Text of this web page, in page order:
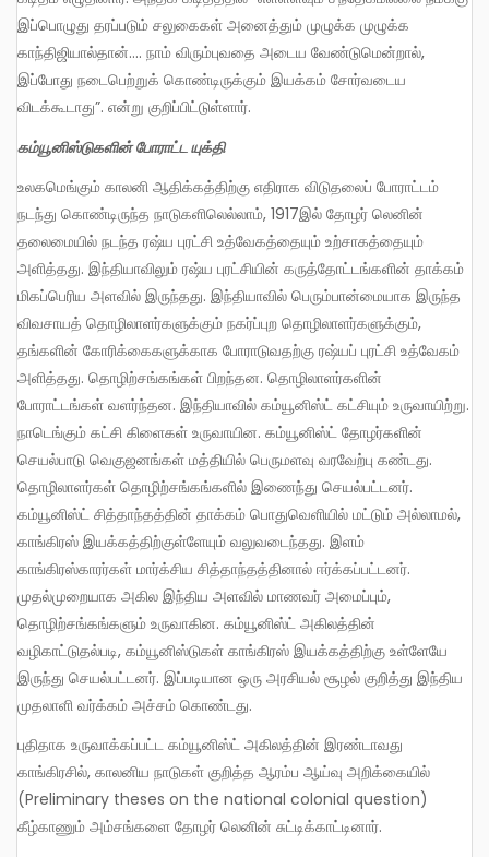
இப்பொழுது தரப்படும் சலுகைகள் அனைத்தும் முழுக்க முழுக்க
காந்திஜியால்தான்…. நாம் விரும்புவதை அடைய வேண்டுமென்றால்,
இப்போது நடைபெற்றுக் கொண்டிருக்கும் இயக்கம் சோர்வடைய
விடக்கூடாது”. என்று குறிப்பிட்டுள்ளார்.
கம்யூனிஸ்டுகளின் போராட்டயுக்தி
உலகமெங்கும் காலனி ஆதிக்கத்திற்கு எதிராக விடுதலைப் போராட்டம்
நடந்து கொண்டிருந்த நாடுகளிலெல்லாம், 1917இல் தோழர் லெனின்
தலைமையில் நடந்த ரஷ்ய புரட்சி உத்வேகத்தையும் உற்சாகத்தையும்
அளித்தது. இந்தியாவிலும் ரஷ்ய புரட்சியின் கருத்தோட்டங்களின் தாக்கம்
மிகப்பெரிய அளவில் இருந்தது. இந்தியாவில் பெரும்பான்மையாக இருந்த
விவசாயத் தொழிலாளர்களுக்கும் நகர்ப்புற தொழிலாளர்களுக்கும்,
தங்களின் கோரிக்கைகளுக்காக போராடுவதற்கு ரஷ்யப் புரட்சி உத்வேகம்
அளித்தது. தொழிற்சங்கங்கள் பிறந்தன. தொழிலாளர்களின்
போராட்டங்கள் வளர்ந்தன. இந்தியாவில் கம்யூனிஸ்ட் கட்சியும் உருவாயிற்று.
நாடெங்கும் கட்சி கிளைகள் உருவாயின. கம்யூனிஸ்ட் தோழர்களின்
செயல்பாடு வெகுஜனங்கள் மத்தியில் பெருமளவு வரவேற்பு கண்டது.
தொழிலாளர்கள் தொழிற்சங்கங்களில் இணைந்து செயல்பட்டனர்.
கம்யூனிஸ்ட் சித்தாந்தத்தின் தாக்கம் பொதுவெளியில் மட்டும் அல்லாமல்,
காங்கிரஸ் இயக்கத்திற்குள்ளேயும் வலுவடைந்தது. இளம்
காங்கிரஸ்காரர்கள் மார்க்சிய சித்தாந்தத்தினால் ஈர்க்கப்பட்டனர்.
முதல்முறையாக அகில இந்திய அளவில் மாணவர் அமைப்பும்,
தொழிற்சங்கங்களும் உருவாகின. கம்யூனிஸ்ட் அகிலத்தின்
வழிகாட்டுதல்படி, கம்யூனிஸ்டுகள் காங்கிரஸ் இயக்கத்திற்கு உள்ளேயே
இருந்து செயல்பட்டனர். இப்படியான ஒரு அரசியல் சூழல் குறித்து இந்திய
முதலாளி வர்க்கம் அச்சம் கொண்டது.
புதிதாக உருவாக்கப்பட்ட கம்யூனிஸ்ட் அகிலத்தின் இரண்டாவது
காங்கிரசில், காலனிய நாடுகள் குறித்த ஆரம்ப ஆய்வு அறிக்கையில்
(Preliminary theses on the national colonial question)
கீழ்காணும் அம்சங்களை தோழர் லெனின் சுட்டிக்காட்டினார்.